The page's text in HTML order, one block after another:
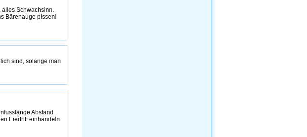
Schwachsinn.
Bärenauge pissen!
sind, solange man
Abstand
Eiertritt einhandeln